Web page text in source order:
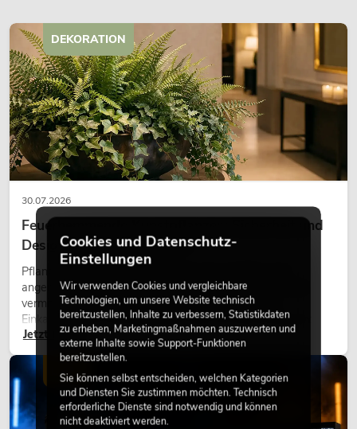
30.07.2026
Feuerhemmende Kunstpflanzen: Sicherheit und
Design perfekt kombiniert
Pflanzen machen Räume lebendig. Sie schaffen eine
angenehme Atmosphäre, verbessern das Ambiente und
vermitteln Natürlichkeit. Ob in Hotels, Restaurants,
Einkaufszentren, Bürogebäuden oder auf Messeständen:
eine hochwertige Begrünung gehört heute längst zum
modernen Raumkonzept.
Jetzt lesen
DEKORATION
LICHT
Cookies und Datenschutz-
Einstellungen
Wir verwenden Cookies und vergleichbare
Technologien, um unsere Website technisch
bereitzustellen, Inhalte zu verbessern, Statistikdaten
zu erheben, Marketingmaßnahmen auszuwerten und
externe Inhalte sowie Support-Funktionen
bereitzustellen.
Sie können selbst entscheiden, welchen Kategorien
und Diensten Sie zustimmen möchten. Technisch
erforderliche Dienste sind notwendig und können
nicht deaktiviert werden.